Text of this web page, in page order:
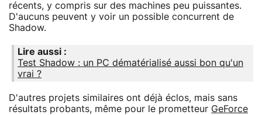
récents, y compris sur des machines peu puissantes.
D'aucuns peuvent y voir un possible concurrent de
Shadow.
Lire aussi :
Test Shadow : un PC dématérialisé aussi bon qu'un
vrai ?
D'autres projets similaires ont déjà éclos, mais sans
résultats probants, même pour le prometteur GeForce